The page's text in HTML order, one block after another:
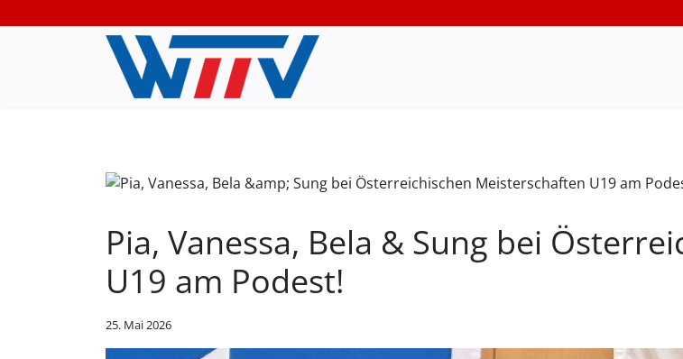
Pia, Vanessa, Bela & Sung bei
U19 am Podest!
25. Mai 2026